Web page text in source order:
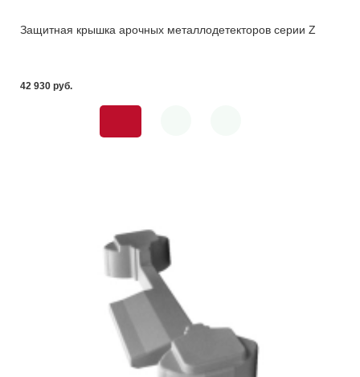
Защитная крышка арочных металлодетекторов серии Z
42 930 pуб.